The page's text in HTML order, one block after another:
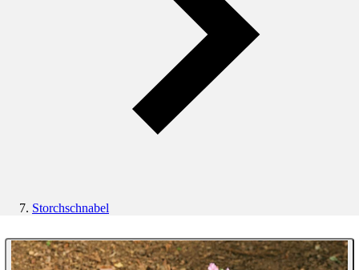
Storchschnabel